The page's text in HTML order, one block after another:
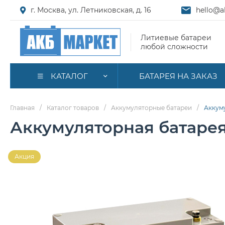
г. Москва, ул. Летниковская, д. 16
Литиевые батареи
любой сложности
КАТАЛОГ БАТАРЕЯ НА ЗАКАЗ
Главная / Каталог товаров / Аккумуляторные батареи /
Аккумуляторная
Акция